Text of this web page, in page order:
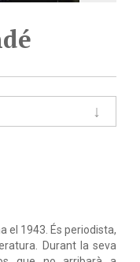
el 1943. És periodista,
Durant la seva